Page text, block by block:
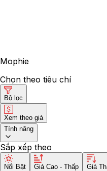
Mophie
Chọn theo tiêu chí
Bộ lọc
Xem theo giá
Tính năng
Sắp xếp theo
Nổi Bật Giá Cao - Thấp Giá